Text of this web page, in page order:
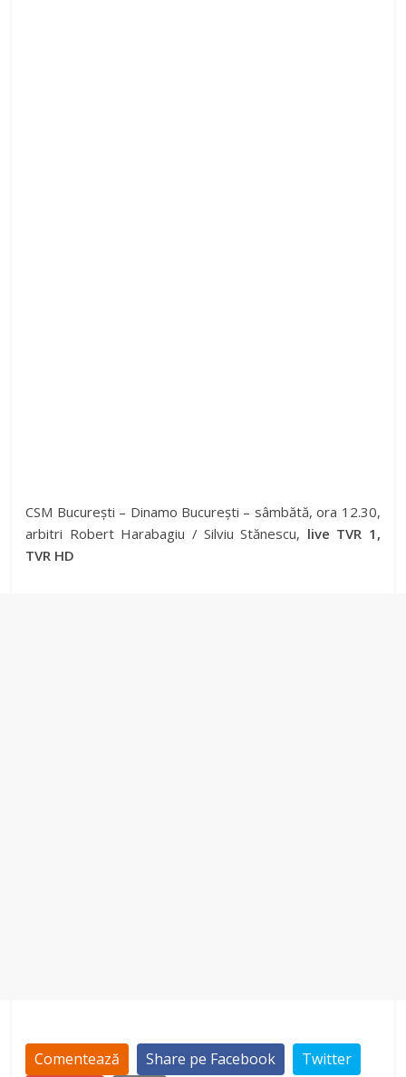
CSM București – Dinamo București – sâmbătă, ora 12.30,
arbitri Robert Harabagiu / Silviu Stănescu, live TVR 1,
TVR HD
Comentează Share pe Facebook
Twitter